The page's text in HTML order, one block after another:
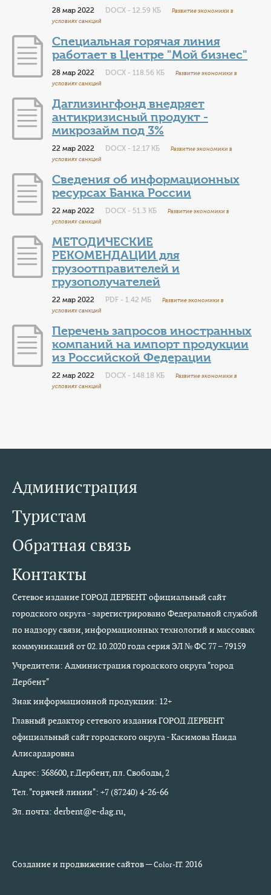
28 мар 2022 DOCX - 12.59 КБ
Развитие экономики в
условиях санкций
Специальная горячая линия
работает в Центре "Мой бизнес"
28 мар 2022 DOCX - 118.56 КБ
Развитие экономики в
условиях санкций
Даглизингфонд внедряет
антикризисный продукт -
микрозайм под 3%
22 мар 2022 DOCX - 12.17 КБ
Развитие экономики в
условиях санкций
Сведения об информационных
ресурсах Банка России
22 мар 2022 DOCX - 51.3 КБ
Развитие экономики в
условиях санкций
МЕТОДИЧЕСКИЕ
РЕКОМЕНДАЦИИ для
грузоотправителей и
грузополучателей
22 мар 2022 PDF - 1.42 МБ
Развитие экономики в
условиях санкций
Перечень запросов иностранных
компаний на импорт продукции
из Российской Федерации
22 мар 2022 DOCX - 148.18 КБ
Развитие экономики в
условиях санкций
Администрация
Туристам
Обратная связь
Контакты
Сетевое издание ГОРОД ДЕРБЕНТ официальный сайт
городского округа - зарегистрировано Федеральной службой
по надзору связи, информационных технологий и массовых
коммуникаций от 02.10.2020 года серия ЭЛ № ФС 77 – 79159
Учредители: Администрация городского округа "город
Дербент"
Знак информационной продукции: 12+
Главный редактор сетевого издания ГОРОД ДЕРБЕНТ
официальный сайт городского округа - Касимова Наида
Алисардаровна
Адрес: 368600, г.Дербент, пл. Свободы, 2
Тел. "горячей линии": +7 (87240) 4-26-66
Эл. почта: derbent@e-dag.ru,
Создание и продвижение сайтов —Color-IT.2016